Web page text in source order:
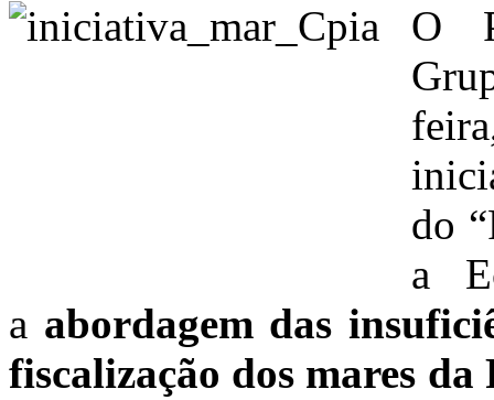
O
do
a
a abordagem das
fiscalização dos mares da